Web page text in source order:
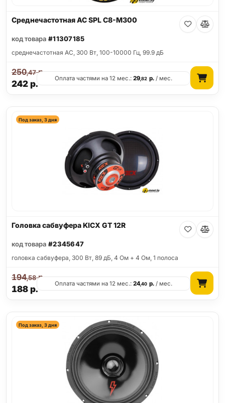
Среднечастотная АС SPL C8-M300
код товара #11307185
среднечастотная АС, 300 Вт, 100-10000 Гц, 99.9 дБ
242р.
250,47р.
Оплата частями на 12 мес.:29,82 р./ мес.
Под заказ, 3 дня
Головка сабвуфера KICX GT 12R
код товара #2345647
головка сабвуфера, 300 Вт, 89 дБ, 4 Ом + 4 Ом, 1 полоса
188р.
194,58р.
Оплата частями на 12 мес.:24,40 р./ мес.
Под заказ, 3 дня